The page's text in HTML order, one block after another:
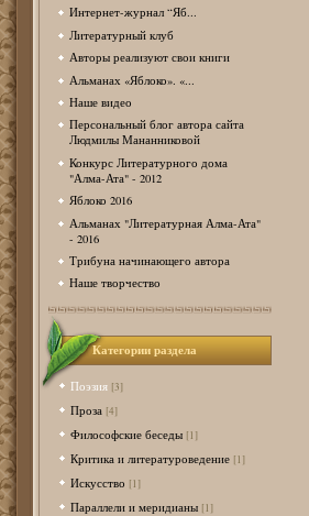
Интернет-журнал “Яб...
Литературный клуб
Авторы реализуют свои книги
Альманах «Яблоко». «...
Наше видео
Персональный блог автора сайта
Людмилы Мананниковой
Конкурс Литературного дома
"Алма-Ата" - 2012
Яблоко 2016
Альманах "Литературная Алма-Ата"
- 2016
Трибуна начинающего автора
Наше творчество
Категории раздела
Поэзия [3]
Проза [4]
Философские беседы [1]
Критика и литературоведение [1]
Искусство [1]
Параллели и меридианы [1]